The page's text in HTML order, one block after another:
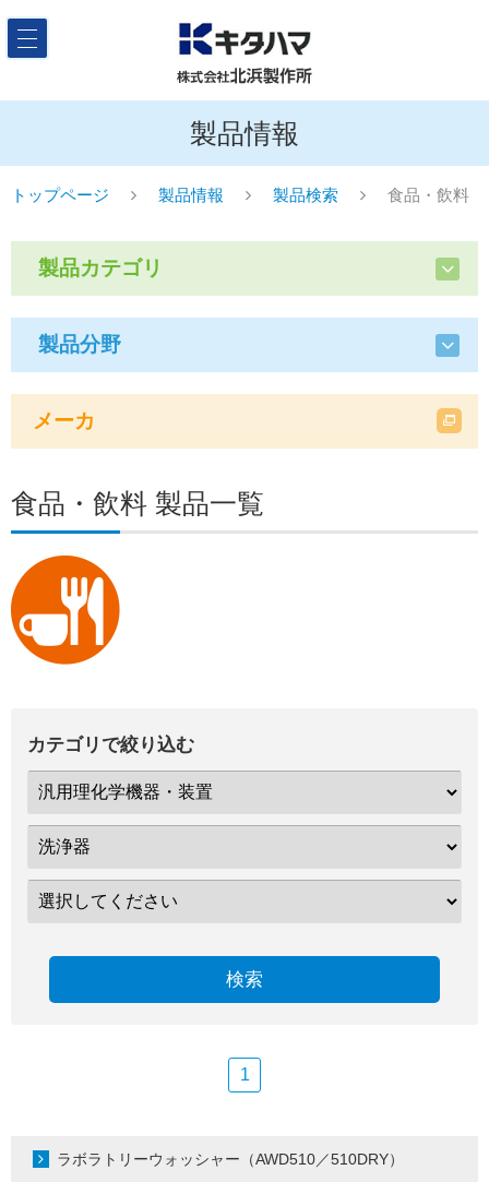
製品情報
トップページ 製品情報 製品検索 食品・飲料
製品カテゴリ
製品分野
メーカ
食品・飲料 製品一覧
カテゴリで絞り込む
検索
1
ラボラトリーウォッシャー（AWD510／510DRY）